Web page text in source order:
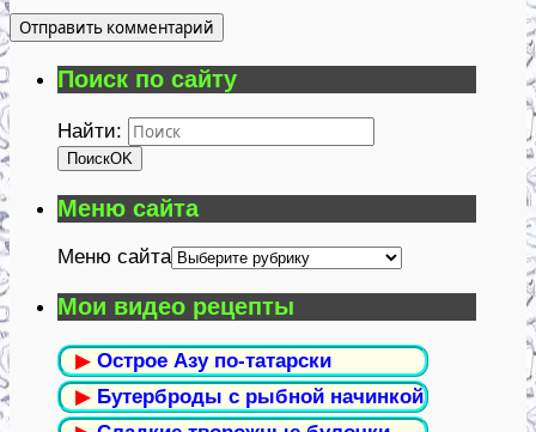
Поиск по сайту
Найти:
ПоискOK
Меню сайта
Меню сайта
Мои видео рецепты
▶ Острое Азу по-татарски
▶ Бутерброды с рыбной начинкой